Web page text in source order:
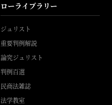
ローライブラリー
ジュリスト
重要判例解説
論究ジュリスト
判例百選
民商法雑誌
法学教室